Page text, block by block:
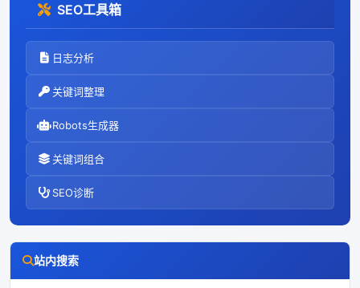
SEO工具箱
日志分析
关键词整理
Robots生成器
关键词组合
SEO诊断
站内搜索